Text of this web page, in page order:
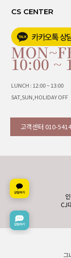
CS CENTER
10:00 ~
LUNCH : 12:00 ~ 13:00
SAT,SUN,HOLIDAY OFF
고객센터 010-
CJ
그